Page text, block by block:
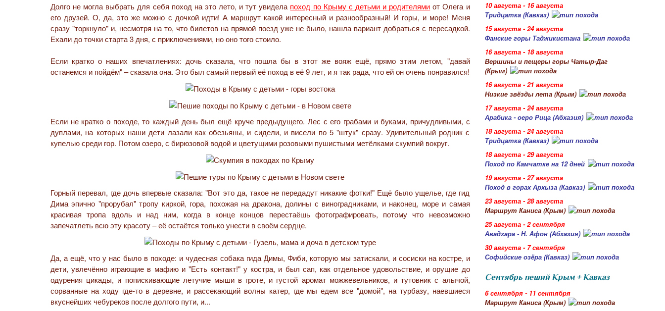
Долго не могла выбрать для себя поход на это лето, и тут увидела поход по Крыму с детьми и родителями от Олега и
его друзей. О, да, это же можно с дочкой идти! А маршрут какой интересный и разнообразный! И горы, и море! Меня
сразу "торкнуло" и, несмотря на то, что билетов на прямой поезд уже не было, нашла вариант добраться с пересадкой.
Ехали до точки старта 3 дня, с приключениями, но оно того стоило.
Если кратко о наших впечатлениях: дочь сказала, что пошла бы в этот же вояж ещё, прямо этим летом, "давай
останемся и пойдём" – сказала она. Это был самый первый её поход в её 9 лет, и я так рада, что ей он очень понравился!
Если не кратко о походе, то каждый день был ещё круче предыдущего. Лес с его грабами и буками, причудливыми, с
дуплами, на которых наши дети лазали как обезьяны, и сидели, и висели по 5 "штук" сразу. Удивительный родник с
купелью среди гор. Потом озеро, с бирюзовой водой и цветущими розовыми пушистыми метёлками скумпий вокруг.
Горный перевал, где дочь впервые сказала: "Вот это да, такое не передадут никакие фотки!" Ещё было ущелье, где гид
Дима эпично "прорубал" тропу киркой, гора, похожая на дракона, долины с виноградниками, и наконец, море и самая
красивая тропа вдоль и над ним, когда в конце концов перестаёшь фотографировать, потому что невозможно
запечатлеть всю эту красоту – её остаётся только унести в своём сердце.
Да, а ещё, что у нас было в походе: и чудесная собака гида Димы, Фиби, которую мы затискали, и сосиски на костре, и
дети, увлечённо играющие в мафию и "Есть контакт!" у костра, и был сап, как отдельное удовольствие, и орущие до
одурения цикады, и попискивающие летучие мыши в гроте, и густой аромат можжевельников, и тутовник с алычой,
сорванные на ходу где-то в деревне, и рассекающий волны катер, где мы едем все "домой", на турбазу, наевшиеся
вкуснейших чебуреков после долгого пути, и...
10 августа - 16 августа
Тридцатка (Кавказ)
15 августа - 24 августа
Фанские горы Таджикистана
16 августа - 18 августа
Вершины и пещеры горы Чатыр-Даг
(Крым)
16 августа - 21 августа
Низкие звёзды лета (Крым)
17 августа - 24 августа
Арабика - оеро Рица (Абхазия)
18 августа - 24 августа
Тридцатка (Кавказ)
18 августа - 29 августа
Поход по Камчатке на 12 дней
19 августа - 27 августа
Поход в горах Архыза (Кавказ)
23 августа - 28 августа
Маршрут Каниса (Крым)
25 августа - 2 сентября
Авадхара - Н. Афон (Абхазия)
30 августа - 7 сентября
Софийские озёра (Кавказ)
Сентябрь пеший Крым + Кавказ
6 сентября - 11 сентября
Маршрут Каниса (Крым)